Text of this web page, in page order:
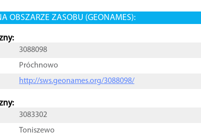
OBSZARZE ZASOBU (GEONAMES):
3088098
Próchnowo
http://sws.geonames.org/3088098/
3083302
Toniszewo